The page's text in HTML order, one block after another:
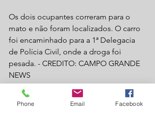
Os dois ocupantes correram para o
mato e não foram localizados. O carro
foi encaminhado para a 1ª Delegacia
de Polícia Civil, onde a droga foi
pesada. - CREDITO: CAMPO GRANDE
NEWS
Laguna Carapã
Phone Email Facebook